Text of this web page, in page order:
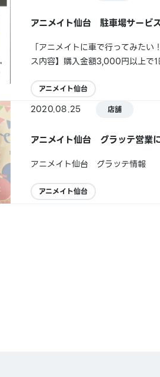
アニメイト仙台 駐車場サービ
「アニメイトに車で行ってみた
ス内容】購入金額3,000円以上で
車券と共にお持ち...
アニメイト仙台
2020.08.25 店舗
アニメイト仙台 グラッテ営業
アニメイト仙台 グラッテ情報
アニメイト仙台